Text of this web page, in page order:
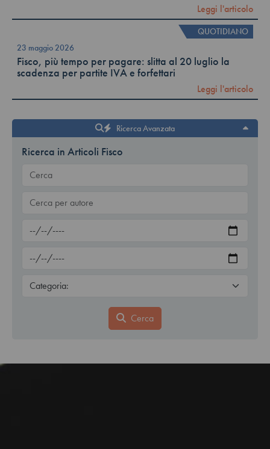
Leggi l'articolo
QUOTIDIANO
23 maggio 2026
Fisco, più tempo per pagare: slitta al 20 luglio la
scadenza per partite IVA e forfettari
Leggi l'articolo
Ricerca Avanzata
Ricerca in Articoli Fisco
Cerca